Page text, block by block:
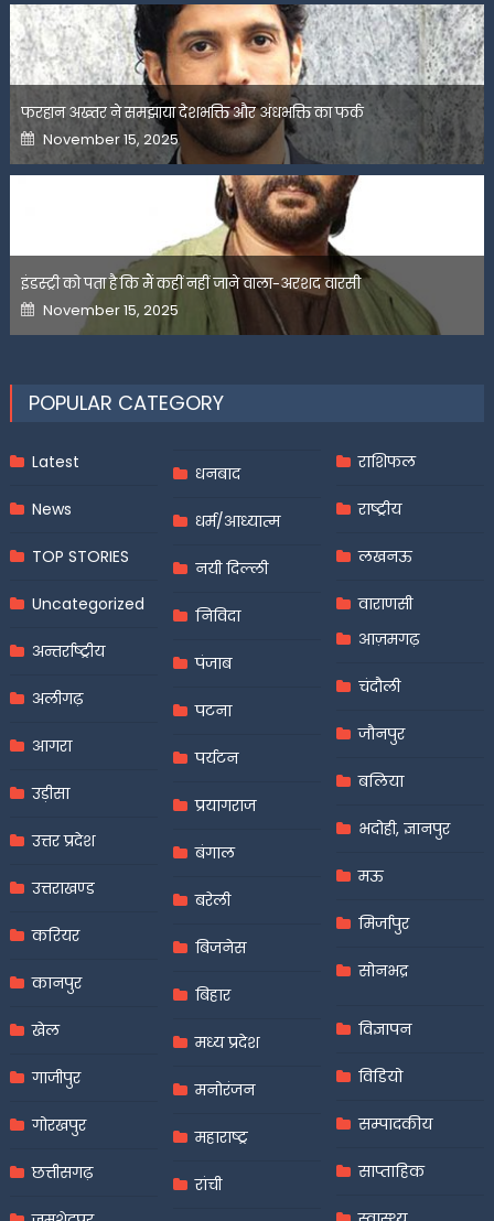
फरहान अख्तर ने समझाया देशभक्ति और अंधभक्ति का फर्क
Posted
on
November 15, 2025
इंडस्ट्री को पता है कि मैं कहीं नहीं जाने वाला-अरशद वारसी
Posted
on
November 15, 2025
POPULAR CATEGORY
Latest
News
TOP STORIES
Uncategorized
अन्तर्राष्ट्रीय
अलीगढ़
आगरा
उड़ीसा
उत्तर प्रदेश
उत्तराखण्ड
करियर
कानपुर
खेल
गाजीपुर
गोरखपुर
छत्तीसगढ़
धनबाद
धर्म/आध्यात्म
नयी दिल्ली
निविदा
पंजाब
पटना
पर्यटन
प्रयागराज
बंगाल
बरेली
बिजनेस
बिहार
मध्य प्रदेश
मनोरंजन
महाराष्ट्र
रांची
राशिफल
राष्ट्रीय
लखनऊ
वाराणसी
आज़मगढ़
चंदौली
जौनपुर
बलिया
भदोही, ज्ञानपुर
मऊ
मिर्जापुर
सोनभद्र
विज्ञापन
विडियो
सम्पादकीय
साप्ताहिक